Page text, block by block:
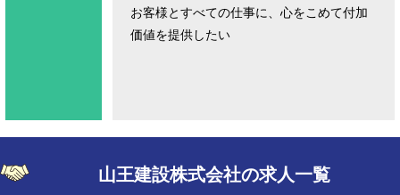
お客様とすべての仕事に、心をこめて付加
価値を提供したい
山王建設株式会社の求人一覧